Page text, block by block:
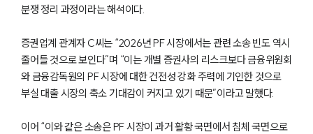
분쟁 정리 과정이라는 해석이다.
증권업계 관계자 C씨는 “2026년 PF 시장에서는 관련 소송 빈도 역시
줄어들 것으로 보인다”며 “이는 개별 증권사의 리스크보다 금융위원회
와 금융감독원의 PF 시장에 대한 건전성 강화 주력에 기인한 것으로
부실 대출 시장의 축소 기대감이 커지고 있기 때문”이라고 말했다.
이어 “이와 같은 소송은 PF 시장이 과거 활황 국면에서 침체 국면으로